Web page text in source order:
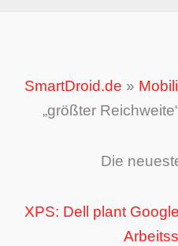
SmartDroid.de »
„größter
Die
XPS: Dell plant